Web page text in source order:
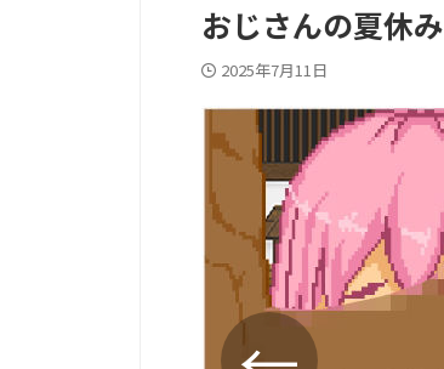
おじさんの夏休み
2025年7月11日